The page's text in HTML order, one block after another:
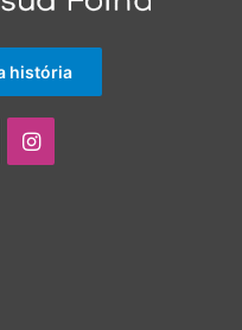
história
Instagram